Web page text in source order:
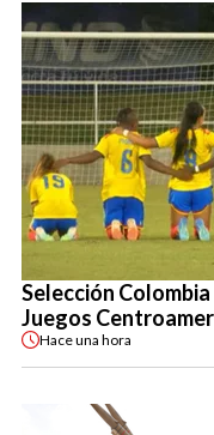
Selección
Juegos
Haceuna hora